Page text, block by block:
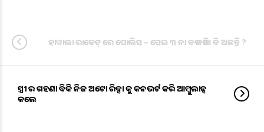
ହାୱାଲା ରାକେଟ୍ ରେ ପୋଲିସ – ସେଇ ୩ ନା ବଡ ବଡିଆ ବି ଅଛନ୍ତି ?
ସ୍ତ୍ରୀ ର ଗହଣା ବିକି ନିଜ ଅଟୋ ରିକ୍ସା କୁ କନଭର୍ଟ କରି ଆମ୍ବୁଲାନ୍ସ
କଲେ